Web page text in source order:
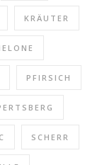
KRÄUTER
PFIRSICH
SCHERR